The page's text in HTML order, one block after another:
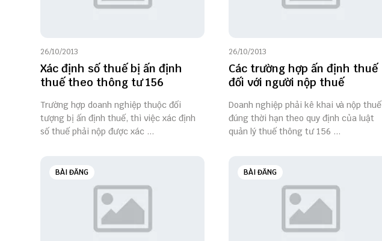
26/10/2013
Xác định số thuế bị ấn định
thuế theo thông tư 156
Trường hợp doanh nghiệp thuộc đối
tượng bị ấn định thuế, thì việc xác định
số thuế phải nộp được xác ...
26/10/2013
Các trường hợp ấn định thuế
đối với người nộp thuế
Doanh nghiệp phải kê khai và nộp thuế
đúng thời hạn theo quy định của luật
quản lý thuế thông tư 156 ...
BÀI ĐĂNG BÀI ĐĂNG